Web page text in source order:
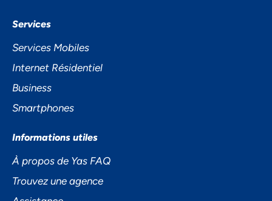
Services
Services Mobiles
Internet Résidentiel
Business
Smartphones
Informations utiles
À propos de Yas FAQ
Trouvez une agence
NOUS ACCORDONS DE
L'IMPORTANCE À VOTRE VIE
PRIVÉE